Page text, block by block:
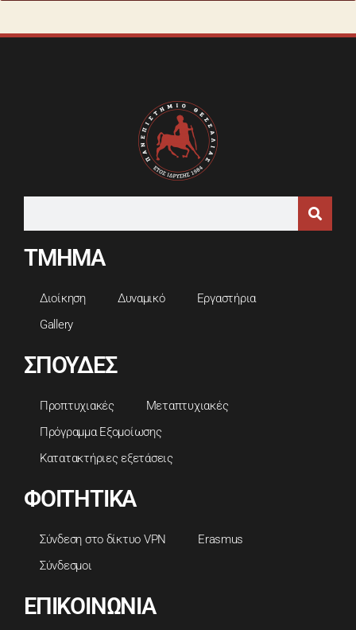
ΤΜΗΜΑ
Διοίκηση Δυναμικό
Εργαστήρια
Gallery
ΣΠΟΥΔΕΣ
Προπτυχιακές
Μεταπτυχιακές
Πρόγραμμα Εξομοίωσης
Κατατακτήριες εξετάσεις
ΦΟΙΤΗΤΙΚΑ
Σύνδεση στο δίκτυο VPN
Erasmus
Σύνδεσμοι
ΕΠΙΚΟΙΝΩΝΙΑ